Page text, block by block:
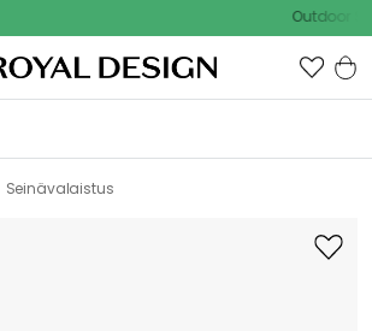
Outdoor Sale -
Seinävalaistus